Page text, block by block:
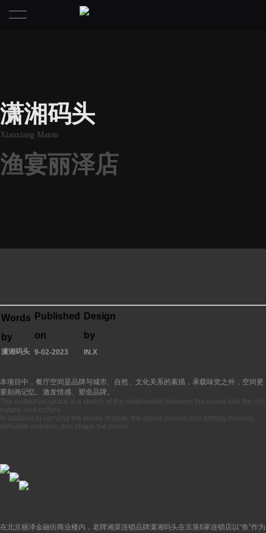
潇湘码头
​Xiaoxiang Matou
渔宴丽泽店
Words
by
潇湘码头
Published
on
9-02-2023
Design
by
IN.X
本项目中，餐厅空间是品牌与城市、自然、文化关系的素描，承载味觉之外，空间更
要刻画记忆、激发情感、塑造品牌。
The restaurant space is a sketch of the relationship between the brand and the city,
nature, and culture.
In addition to carrying the sense of taste, the space should also portray memory,
stimulate emotion, and shape the brand.
在北京丽泽金融街商业楼内，老牌湘菜连锁品牌潇湘码头在京第6家连锁店以“鱼”作为
荣誉
关于
屋里门外
联系